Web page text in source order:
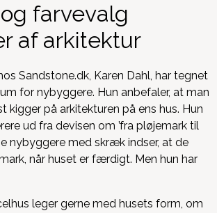
farvevalg
af arkitektur
Sandstone.dk, Karen Dahl, har tegnet
for nybyggere. Hun anbefaler, at man
kigger på arkitekturen på ens hus. Hun
ud fra devisen om ’fra pløjemark til
nybyggere med skræk indser, at de
når huset er færdigt. Men hun har
leger gerne med husets form, om